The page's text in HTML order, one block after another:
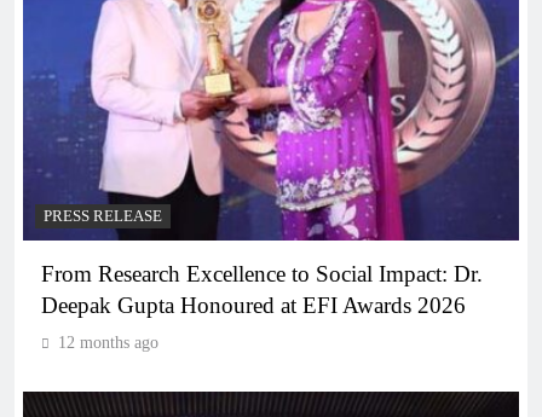
PRESS RELEASE
From Research Excellence to Social Impact: Dr.
Deepak Gupta Honoured at EFI Awards 2026
12 months ago